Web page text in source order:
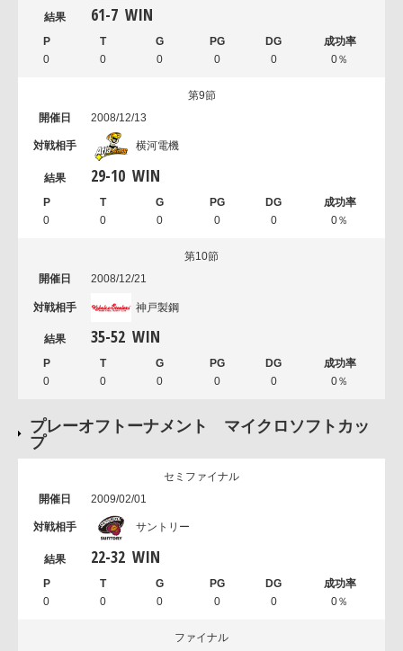
61-7 WIN
0 0 0 0 0 0％
第9節
2008/12/13
横河電機
29-10 WIN
0 0 0 0 0 0％
第10節
2008/12/21
神戸製鋼
35-52 WIN
0 0 0 0 0 0％
プレーオフトーナメント マイクロソフトカッ
プ
セミファイナル
2009/02/01
サントリー
22-32 WIN
0 0 0 0 0 0％
ファイナル